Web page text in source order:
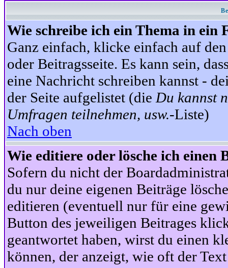
Wie schreibe ich ein Thema in ein
Ganz einfach, klicke einfach auf
oder Beitragsseite. Es kann sein,
eine Nachricht schreiben kannst -
der Seite aufgelistet (die Du kannst
Umfragen teilnehmen, usw.-Liste)
Nach oben
Wie editiere oder lösche ich einen
Sofern du nicht der
du nur deine eigenen Beiträge
editieren (eventuell nur für eine
Button des jeweiligen Beitrages
geantwortet haben, wirst du einen
können, der anzeigt, wie oft der